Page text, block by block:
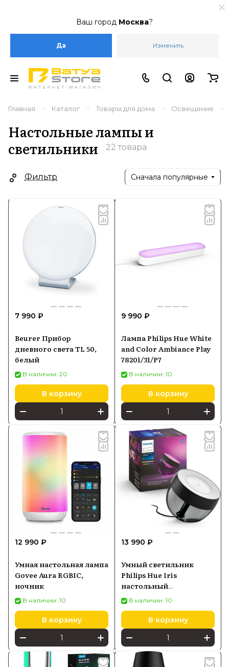
Ваш город Москва?
Да Изменить
Главная – Каталог – Товары для дома – Освещение –
Настольные лампы и
светильники
22 товара
Фильтр Сначала популярные
7 990 ₽
Beurer Прибор
дневного света TL 50,
белый
В наличии: 20
В корзину
9 990 ₽
Лампа Philips Hue White
and Color Ambiance Play
78201/31/P7
В наличии: 10
В корзину
12 990 ₽
Умная настольная лампа
Govee Aura RGBIC,
ночник
В наличии: 10
В корзину
13 990 ₽
Умный светильник
Philips Hue Iris
настольный
929002376201
В наличии: 10
В корзину